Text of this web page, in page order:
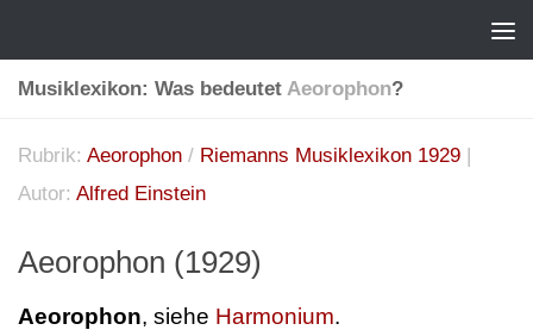
Musiklexikon: Was bedeutet Aeorophon?
Rubrik: Aeorophon / Riemanns Musiklexikon 1929 |
Autor: Alfred Einstein
Aeorophon (1929)
Aeorophon, siehe Harmonium.